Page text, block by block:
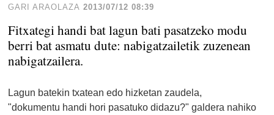
GARI ARAOLAZA 2013/07/12 08:39
Fitxategi handi bat lagun bati pasatzeko modu
berri bat asmatu dute: nabigatzailetik zuzenean
nabigatzailera.
Lagun batekin txatean edo hizketan zaudela,
"dokumentu handi hori pasatuko didazu?" galdera nahiko